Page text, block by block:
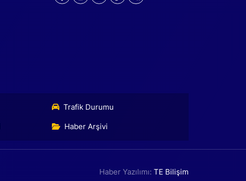
Trafik Durumu
Haber Arşivi
Haber Yazılımı:TE Bilişim